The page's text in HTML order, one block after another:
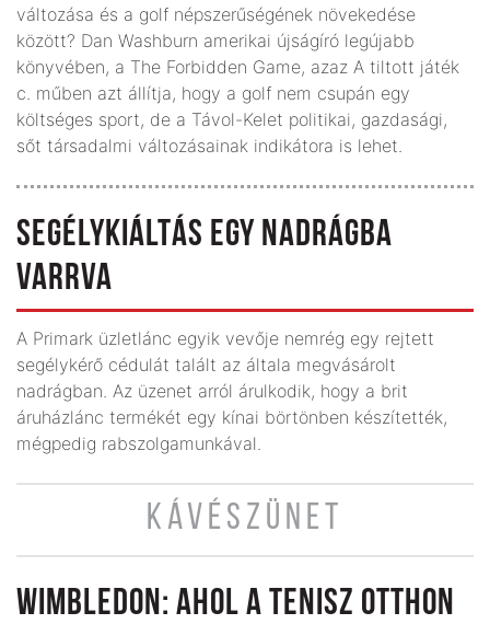
változása és a golf népszerűségének növekedése
között? Dan Washburn amerikai újságíró legújabb
könyvében, a The Forbidden Game, azaz A tiltott játék
c. műben azt állítja, hogy a golf nem csupán egy
költséges sport, de a Távol-Kelet politikai, gazdasági,
sőt társadalmi változásainak indikátora is lehet.
SEGÉLYKIÁLTÁS EGY NADRÁGBA
VARRVA
A Primark üzletlánc egyik vevője nemrég egy rejtett
segélykérő cédulát talált az általa megvásárolt
nadrágban. Az üzenet arról árulkodik, hogy a brit
áruházlánc termékét egy kínai börtönben készítették,
mégpedig rabszolgamunkával.
KÁVÉSZÜNET
WIMBLEDON: AHOL A TENISZ OTTHON